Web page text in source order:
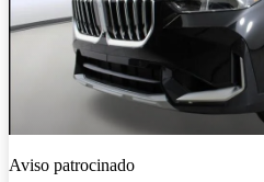
Aviso patrocinado